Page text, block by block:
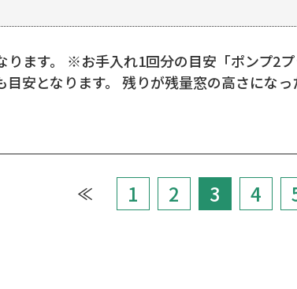
ります。 ※お手入れ1回分の目安「ポンプ2
安となります。 残りが残量窓の高さにな
≪ 1 2 3 4